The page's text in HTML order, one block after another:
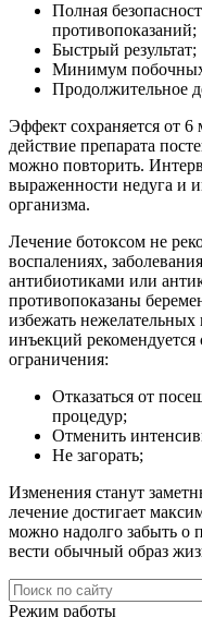
Полная
противопоказаний;
Быстрый результат;
Минимум
Продолжительное
Эффект сохраняется от 6
действие препарата
можно повторить.
выраженности недуга и
организма.
Лечение ботоксом не
воспалениях,
антибиотиками или
противопоказаны
избежать
инъекций
ограничения:
Отказаться от
процедур;
Отменить
Не загорать;
Изменения станут
лечение достигает
можно надолго забыть о
вести обычный образ
Режим работы